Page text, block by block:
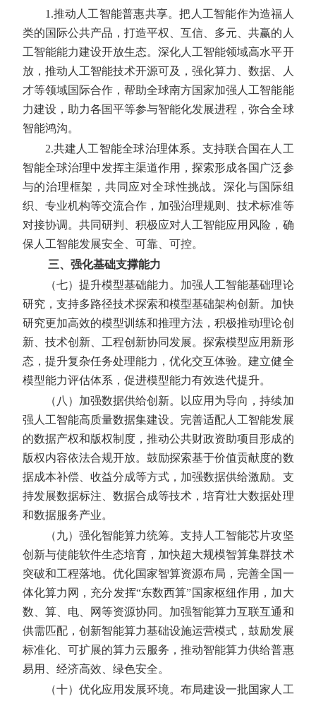
1.推动人工智能普惠共享。把人工智能作为造福人
类的国际公共产品，打造平权、互信、多元、共赢的人
工智能能力建设开放生态。深化人工智能领域高水平开
放，推动人工智能技术开源可及，强化算力、数据、人
才等领域国际合作，帮助全球南方国家加强人工智能能
力建设，助力各国平等参与智能化发展进程，弥合全球
智能鸿沟。
2.共建人工智能全球治理体系。 支持联合国在人工
智能全球治理中发挥主渠道作用，探索形成各国广泛参
与的治理框架，共同应对全球性挑战。深化与国际组
织、专业机构等交流合作，加强治理规则、技术标准等
对接协调。共同研判、积极应对人工智能应用风险，确
保人工智能发展安全、可靠、可控。
三、强化基础支撑能力
（七）提升模型基础能力。 加强人工智能基础理论
研究，支持多路径技术探索和模型基础架构创新。加快
研究更加高效的模型训练和推理方法，积极推动理论创
新、技术创新、工程创新协同发展。探索模型应用新形
态，提升复杂任务处理能力，优化交互体验。建立健全
模型能力评估体系，促进模型能力有效迭代提升。
（八）加强数据供给创新。
以应用为导向，持续加
强人工智能高质量数据集建设。完善适配人工智能发展
的数据产权和版权制度，推动公共财政资助项目形成的
版权内容依法合规开放。鼓励探索基于价值贡献度的数
据成本补偿、收益分成等方式，加强数据供给激励。支
持发展数据标注、数据合成等技术，培育壮大数据处理
和数据服务产业。
（九）强化智能算力统筹。支持人工智能芯片攻坚
创新与使能软件生态培育，加快超大规模智算集群技术
突破和工程落地。优化国家智算资源布局，完善全国一
体化算力网，充分发挥“东数西算”国家枢纽作用，加大
数、算、电、网等资源协同。加强智能算力互联互通和
供需匹配，创新智能算力基础设施运营模式，鼓励发展
标准化、可扩展的算力云服务，推动智能算力供给普惠
易用、经济高效、绿色安全。
（十）优化应用发展环境。布局建设一批国家人工